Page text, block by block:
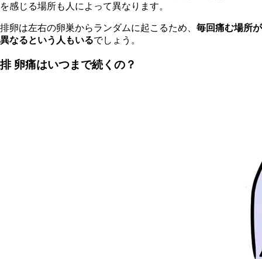
を感じる場所も人によって異なります。
排卵は左右の卵巣からランダムに起こるため、 毎回痛む場所が
異なるという人もいるでしょう。
排 卵痛はいつまで続くの？